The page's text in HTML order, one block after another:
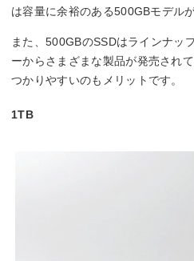
は容量に余裕のある500GBモデル
また、500GBのSSDはラインナッ
ーからさまざまな製品が発売され
つかりやすいのもメリットです。
1TB